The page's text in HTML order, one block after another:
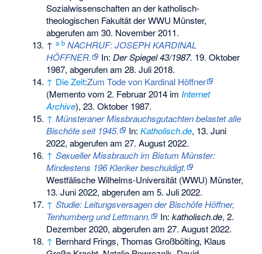
Sozialwissenschaften an der katholisch-
theologischen Fakultät derWWU Münster,
abgerufen am 30. November 2011.
↑a b NACHRUF: JOSEPH KARDINAL
HÖFFNER.
In:Der Spiegel 43/1987. 19. Oktober
1987, abgerufen am 28. Juli 2018.
↑ Die Zeit:Zum Tode von Kardinal Höffner
(Mementovom 2. Februar 2014 imInternet
Archive), 23. Oktober 1987.
↑ Münsteraner Missbrauchsgutachten belastet alle
Bischöfe seit 1945.
In:Katholisch.de, 13. Juni
2022, abgerufen am 27. August 2022.
↑ Sexueller Missbrauch im Bistum Münster:
Mindestens 196 Kleriker beschuldigt.
Westfälische Wilhelms-Universität (WWU) Münster,
13. Juni 2022, abgerufen am 5. Juli 2022.
↑ Studie: Leitungsversagen der Bischöfe Höffner,
Tenhumberg und Lettmann.
In:katholisch.de, 2.
Dezember 2020, abgerufen am 27. August 2022.
↑ Bernhard Frings, Thomas Großbölting, Klaus